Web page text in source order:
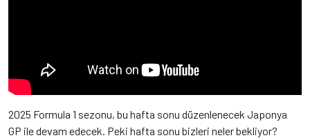
2025 Formula 1 sezonu, bu hafta sonu düzenlenecek Japonya
GP ile devam edecek. Peki hafta sonu bizleri neler bekliyor?